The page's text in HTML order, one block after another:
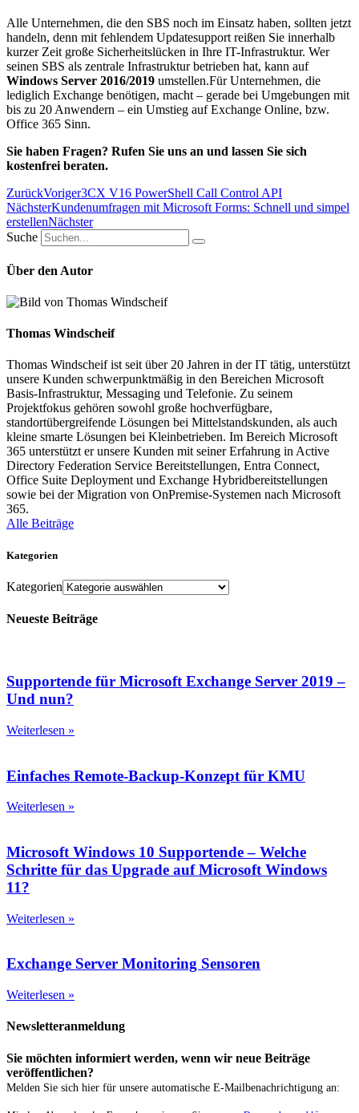
Alle Unternehmen, die den SBS noch im Einsatz haben, sollten jetzt
handeln, denn mit fehlendem Updatesupport reißen Sie innerhalb
kurzer Zeit große Sicherheitslücken in Ihre IT-Infrastruktur. Wer
seinen SBS als zentrale Infrastruktur betrieben hat, kann auf
Windows Server 2016/2019 umstellen.Für Unternehmen, die
lediglich Exchange benötigen, macht – gerade bei Umgebungen mit
bis zu 20 Anwendern – ein Umstieg auf Exchange Online, bzw.
Office 365 Sinn.
Sie haben Fragen? Rufen Sie uns an und lassen Sie sich
kostenfrei beraten.
ZurückVoriger3CX V16 PowerShell Call Control API
NächsterKundenumfragen mit Microsoft Forms: Schnell und simpel
erstellenNächster
Suche
Über den Autor
Thomas Windscheif
Thomas Windscheif ist seit über 20 Jahren in der IT tätig, unterstützt
unsere Kunden schwerpunktmäßig in den Bereichen Microsoft
Basis-Infrastruktur, Messaging und Telefonie. Zu seinem
Projektfokus gehören sowohl große hochverfügbare,
standortübergreifende Lösungen bei Mittelstandskunden, als auch
kleine smarte Lösungen bei Kleinbetrieben. Im Bereich Microsoft
365 unterstützt er unsere Kunden mit seiner Erfahrung in Active
Directory Federation Service Bereitstellungen, Entra Connect,
Office Suite Deployment und Exchange Hybridbereitstellungen
sowie bei der Migration von OnPremise-Systemen nach Microsoft
365.
Alle Beiträge
Kategorien
Kategorien
Neueste Beiträge
Supportende für Microsoft Exchange Server 2019 –
Und nun?
Weiterlesen »
Einfaches Remote-Backup-Konzept für KMU
Weiterlesen »
Microsoft Windows 10 Supportende – Welche
Schritte für das Upgrade auf Microsoft Windows
11?
Weiterlesen »
Exchange Server Monitoring Sensoren
Weiterlesen »
Newsletteranmeldung
Sie möchten informiert werden, wenn wir neue Beiträge
veröffentlichen?
Melden Sie sich hier für unsere automatische E-Mailbenachrichtigung an: